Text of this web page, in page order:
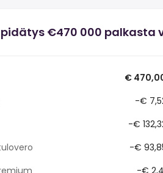
€470 000 palkasta
€
-€
-€
-€
-€